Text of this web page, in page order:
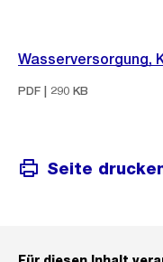
Wasserversorgung,
PDF | 290 KB
Seite